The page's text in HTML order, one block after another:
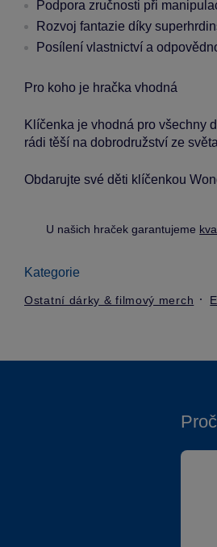
Podpora zručnosti při
Rozvoj fantazie díky
Posílení vlastnictví a
Pro koho je hračka vhodná
Klíčenka je vhodná pro všechny
rádi těší na dobrodružství ze světa
Obdarujte své děti klíčenkou
U našich hraček garantujeme
Kategorie
Ostatní dárky & filmový merch